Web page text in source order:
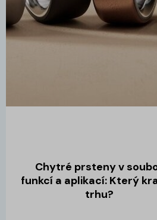
Chytré prsteny v
funkcí a aplikací: Který
trhu?